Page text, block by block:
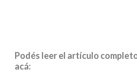
Podés leer el artículo
acá: